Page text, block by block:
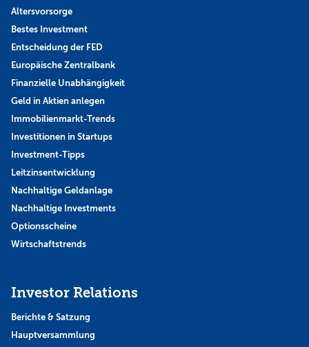
Altersvorsorge
Bestes Investment
Entscheidung der FED
Europäische Zentralbank
Finanzielle Unabhängigkeit
Geld in Aktien anlegen
Immobilienmarkt-Trends
Investitionen in Startups
Investment-Tipps
Leitzinsentwicklung
Nachhaltige Geldanlage
Nachhaltige Investments
Optionsscheine
Wirtschaftstrends
Investor Relations
Berichte & Satzung
Hauptversammlung